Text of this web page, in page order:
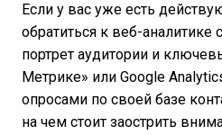
Если у вас уже есть
обратиться к веб-аналитике
портрет аудитории и
Метрике» или Google
опросами по своей базе
на чем стоит заострить